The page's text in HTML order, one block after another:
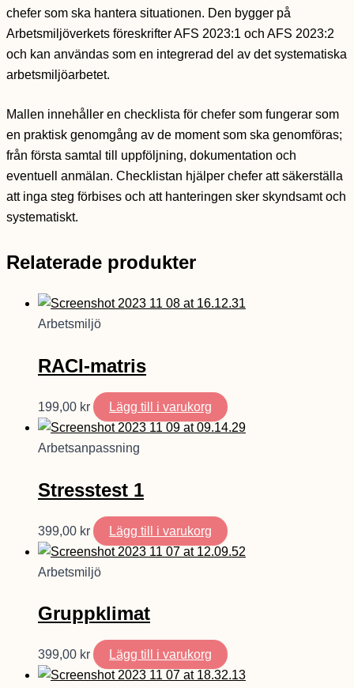
chefer som ska hantera situationen. Den bygger på
Arbetsmiljöverkets föreskrifter AFS 2023:1 och AFS 2023:2
och kan användas som en integrerad del av det systematiska
arbetsmiljöarbetet.
Mallen innehåller en checklista för chefer som fungerar som
en praktisk genomgång av de moment som ska genomföras;
från första samtal till uppföljning, dokumentation och
eventuell anmälan. Checklistan hjälper chefer att säkerställa
att inga steg förbises och att hanteringen sker skyndsamt och
systematiskt.
Relaterade produkter
Arbetsmiljö
RACI-matris
199,00 kr Lägg till i varukorg
Arbetsanpassning
Stresstest 1
399,00 kr Lägg till i varukorg
Arbetsmiljö
Gruppklimat
399,00 kr Lägg till i varukorg